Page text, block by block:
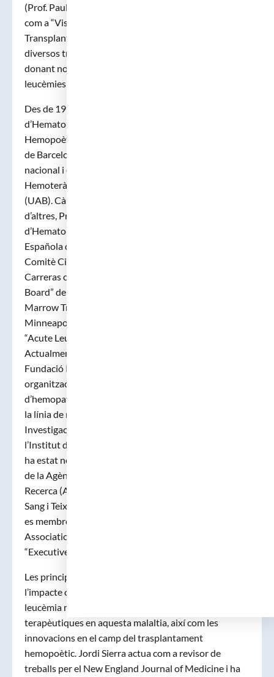
(Prof. Paul Martin and Prof. Friedrich Schuening), i
com a “Visiting Scientist” del Unrelated Donor
Transplant Program (Prof. Claudio Anasetti) fent
diversos treballs en el camp del trasplantament de
donant no emparentat com a tractament de les
leucèmies agudes.
Des de 1997, Jordi Sierra es Director del Servei
d’Hematologia i del Programa de Trasplantament
Hemopoètic de l’Hospital de la Santa Creu i Sant Pau
de Barcelona, i al 2006 va esdevenir, per habilitació
nacional i concurs, Catedràtic d’Hematologia i
Hemoteràpia a la Universitat Autònoma de Barcelona
(UAB). Càrrecs passats del Dr. Sierra han estat, entre
d’altres, President de la Societat Catalana
d’Hematologia, Vicepresident de la Sociedad
Española de Hematología y Hemoterapia, membre del
Comitè Científic Nacional de la Fundació Josep
Carreras contra la leucèmia, membre del “Advisory
Board” del “Center for International Blood and
Marrow Transplant Research (CIBMTR, Milwaukee-
Minneapolis, Estats Units) i coordinador del seu
“Acute Leukemia Committee” durant 4 anys.
Actualment, Jordi Sierra es membre del patronat de la
Fundació PETHEMA i President del grup CETLAM,
organitzacions ambdues per l’estudi i tractament
d’hemopaties malignes; així mateix, es coordinador de
la línia de neoplàsies mieloides de la Red Temática de
Investigación Cooperativa en Cáncer (RTICC) de
l’Institut de Salut Carlos III. Recentment, el Dr. Sierra
ha estat nomenat coordinador de l’àrea de Medicina
de la Agència d’Avaluació d’Ajuts Universitaris i de
Recerca (AGAUR) i Director Científic del Banc de
Sang i Teixits de Catalunya. Des de 2008 Jordi Sierra
es membre del Board de la European Haematology
Association i al 2011 ha estat elegit membre del seu
“Executive Committee”.
Les principals línies de recerca del Dr. Sierra son
l’impacte clínic de les alteracions moleculars en la
leucèmia mieloide aguda i l’estudi de noves modalitats
terapèutiques en aquesta malaltia, així com les
innovacions en el camp del trasplantament
hemopoètic. Jordi Sierra actua com a revisor de
treballs per el New England Journal of Medicine i ha